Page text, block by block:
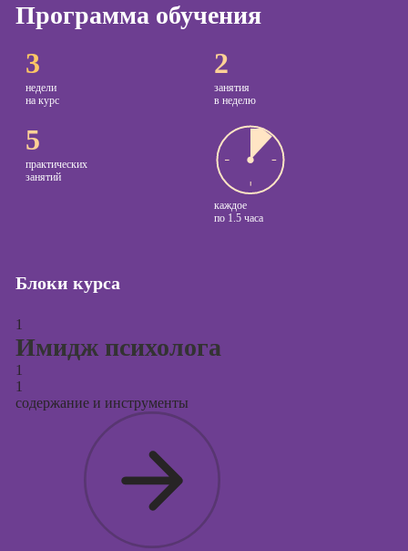
Программа обучения
3
недели
на курс
2
занятия
в неделю
5
практических
занятий
каждое
по 1.5 часа
Блоки курса
1
Имидж психолога
1
1
содержание и инструменты